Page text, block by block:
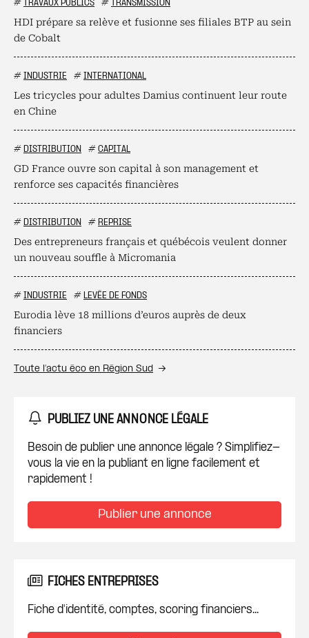
# TRAVAUX PUBLICS # TRANSMISSION
HDI prépare sa relève et fusionne ses filiales BTP au sein
de Cobalt
# INDUSTRIE # INTERNATIONAL
Les tricycles pour adultes Damius continuent leur route
en Chine
# DISTRIBUTION # CAPITAL
GD France ouvre son capital à son management et
renforce ses capacités financières
# DISTRIBUTION # REPRISE
Des entrepreneurs français et québécois veulent donner
un nouveau souffle à Micromania
# INDUSTRIE # LEVÉE DE FONDS
Eurodia lève 18 millions d’euros auprès de deux
financiers
Toute l’actu éco en Région Sud
PUBLIEZ UNE ANNONCE LÉGALE
Besoin de publier une annonce légale ? Simplifiez-
vous la vie en la publiant en ligne facilement et
rapidement !
Publier une annonce
FICHES ENTREPRISES
Fiche d'identité, comptes, scoring financiers...